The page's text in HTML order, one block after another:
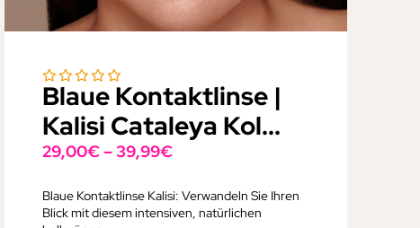
Blaue Kontaktlinse |
Kalisi Cataleya Kol...
29,00€–39,99€
Blaue Kontaktlinse Kalisi: Verwandeln Sie Ihren
Blick mit diesem intensiven, natürlichen